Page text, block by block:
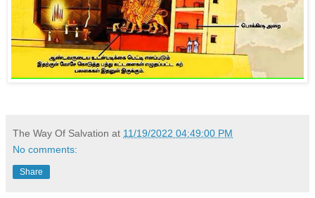
The Way Of Salvation at 11/19/2022 04:49:00 PM
No comments:
Share